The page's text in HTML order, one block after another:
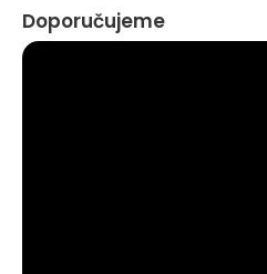
Doporučujeme